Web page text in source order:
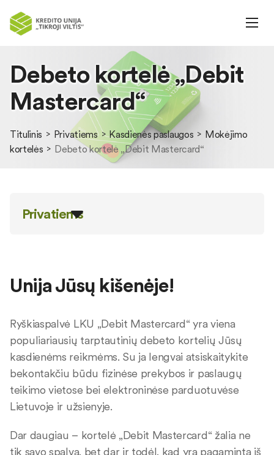
Debeto kortelė „Debit
Mastercard“
Titulinis Privatiems Kasdienės paslaugos
Mokėjimo
kortelės
Debeto kortelė „Debit Mastercard“
Privatiems
Unija Jūsų kišenėje!
Ryškiaspalvė LKU „Debit Mastercard“ yra viena
populiariausių tarptautinių debeto kortelių Jūsų
kasdienėms reikmėms. Su ja lengvai atsiskaitykite
bekontakčiu būdu fizinėse prekybos ir paslaugų
teikimo vietose bei elektroninėse parduotuvėse
Lietuvoje ir užsienyje.
Dar daugiau – kortelė „Debit Mastercard“ žalia ne
tik savo spalva, bet dar ir todėl, kad yra pagaminta iš